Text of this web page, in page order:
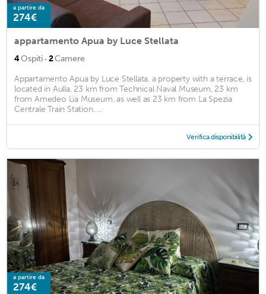
a partire da
274€
appartamento Apua by Luce Stellata
4Ospiti · 2Camere
Appartamento Apua by Luce Stellata, a property with a terrace, is
located in Aulla, 23 km from Technical Naval Museum, 23 km
from Amedeo Lia Museum, as well as 23 km from La Spezia
Centrale Train Station. ...
Verifica disponibilità
a partire da
274€